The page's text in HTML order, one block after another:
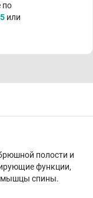
по
или
полости и
функции,
мышцы спины.